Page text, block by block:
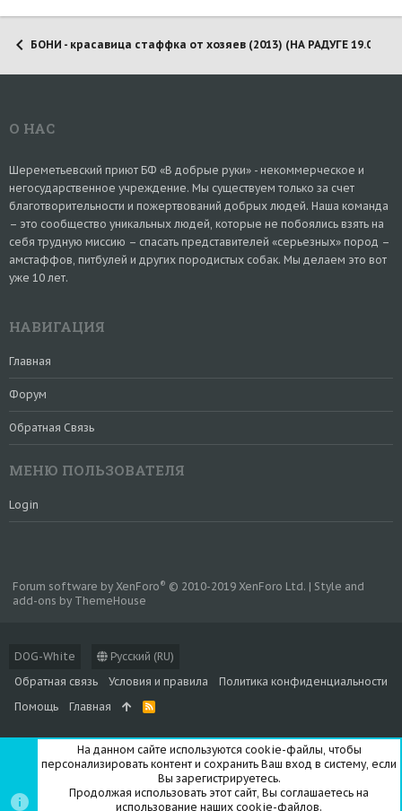
БОНИ - красавица стаффка от хозяев (2013) (НА РАДУГЕ
О НАС
Шереметьевский приют БФ «В добрые руки» - некоммерческое и
негосударственное учреждение. Мы существуем только за счет
благотворительности и пожертвований добрых людей. Наша команда
– это сообщество уникальных людей, которые не побоялись взять на
себя трудную миссию – спасать представителей «серьезных» пород –
амстаффов, питбулей и других породистых собак. Мы делаем это вот
уже 10 лет.
НАВИГАЦИЯ
Главная
Форум
Обратная Связь
МЕНЮ ПОЛЬЗОВАТЕЛЯ
Login
DOG-White
Русский (RU)
Обратная связь
Условия и правила
Политика конфиденциальности
Помощь
Главная
R
S
Forum software by XenForo® © 2010-2019 XenForo Ltd. | Style and
add-ons by ThemeHouse
На данном сайте используются cookie-файлы, чтобы
персонализировать контент и сохранить Ваш вход в систему, если
Вы зарегистрируетесь.
Продолжая использовать этот сайт, Вы соглашаетесь на
использование наших cookie-файлов.